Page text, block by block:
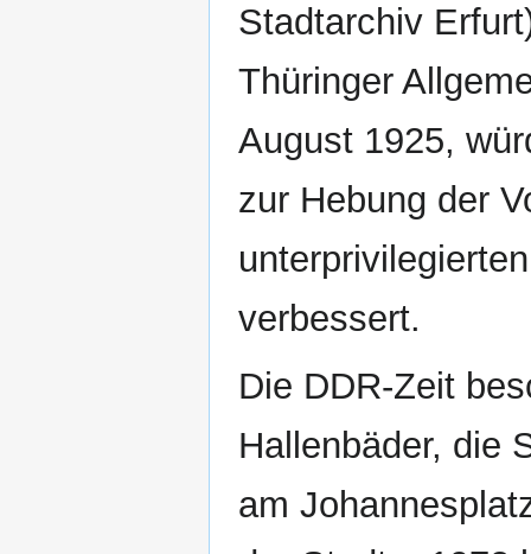
Stadtarchiv
Thüringer
August 1925,
zur Hebung der
verbessert.
Die DDR-Zeit
Hallenbäder, die
am